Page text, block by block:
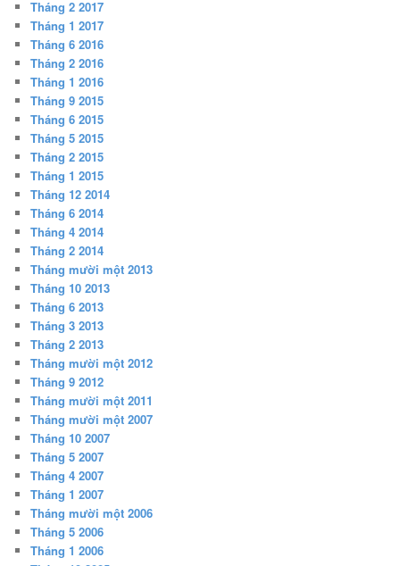
Tháng 2 2017
Tháng 1 2017
Tháng 6 2016
Tháng 2 2016
Tháng 1 2016
Tháng 9 2015
Tháng 6 2015
Tháng 5 2015
Tháng 2 2015
Tháng 1 2015
Tháng 12 2014
Tháng 6 2014
Tháng 4 2014
Tháng 2 2014
Tháng mười một 2013
Tháng 10 2013
Tháng 6 2013
Tháng 3 2013
Tháng 2 2013
Tháng mười một 2012
Tháng 9 2012
Tháng mười một 2011
Tháng mười một 2007
Tháng 10 2007
Tháng 5 2007
Tháng 4 2007
Tháng 1 2007
Tháng mười một 2006
Tháng 5 2006
Tháng 1 2006